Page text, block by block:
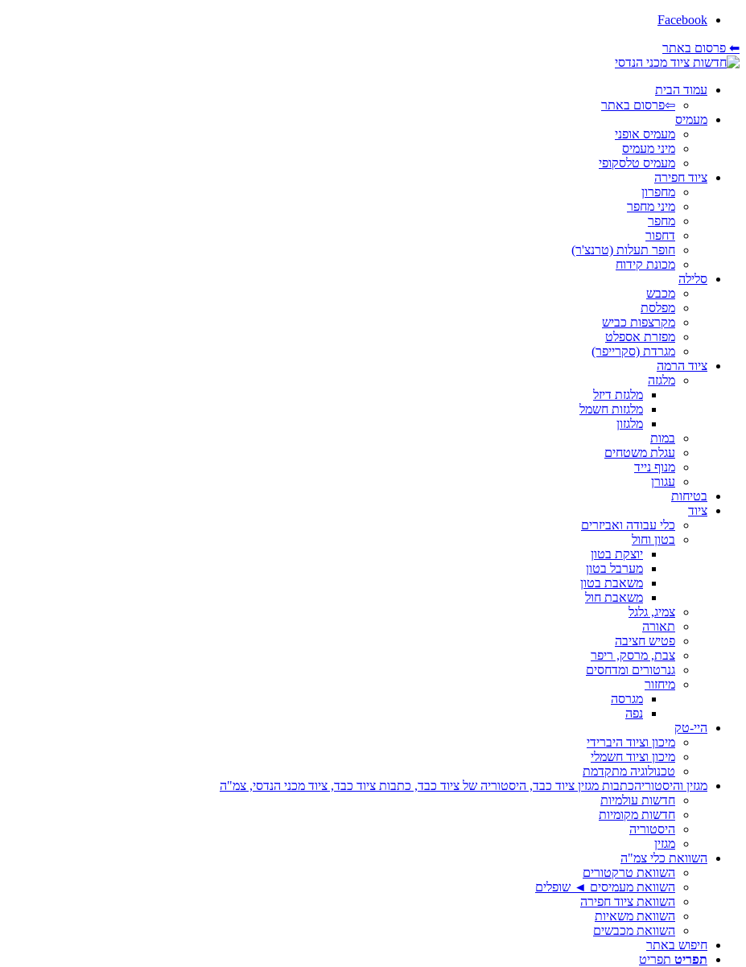
Facebook
⬅ פרסום באתר
עמוד הבית
⇦פרסום באתר
מעמיס
מעמיס אופני
מיני מעמיס
מעמיס טלסקופי
ציוד חפירה
מחפרון
מיני מחפר
מחפר
דחפור
חופר תעלות (טרנצ'ר)
מכונת קידוח
סלילה
מכבש
מפלסת
מקרצפות כביש
מפזרת אספלט
מגרדת (סקרייפר)
ציוד הרמה
מלגזה
מלגזת דיזל
מלגזות חשמל
מלגזון
במות
עגלת משטחים
מנוף נייד
עגורן
בטיחות
ציוד
כלי עבודה ואביזרים
בטון וחול
יוצקת בטון
מערבל בטון
משאבת בטון
משאבת חול
צמיג, גלגל
תאורה
פטיש חציבה
צבת, מרסק, ריפר
גנרטורים ומדחסים
מיחזור
מגרסה
נפה
היי-טק
מיכון וציוד היברידי
מיכון וציוד חשמלי
טכנולוגיה מתקדמת
מגזין והיסטוריהכתבות מגזין ציוד כבד, היסטוריה של ציוד כבד, כתבות ציוד כבד, ציוד מכני הנדסי, צמ"ה
חדשות עולמיות
חדשות מקומיות
היסטוריה
מגזין
השוואת כלי צמ"ה
השוואת טרקטורים
השוואת מעמיסים ◄ שופלים
השוואת ציוד חפירה
השוואת משאיות
השוואת מכבשים
חיפוש באתר
תפריט תפריט